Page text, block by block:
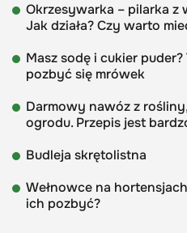
Okrzesywarka – pilarka z
Jak działa? Czy warto
Masz sodę i cukier
pozbyć się mrówek
Darmowy nawóz z
ogrodu. Przepis jest
Budleja skrętolistna
Wełnowce na
ich pozbyć?